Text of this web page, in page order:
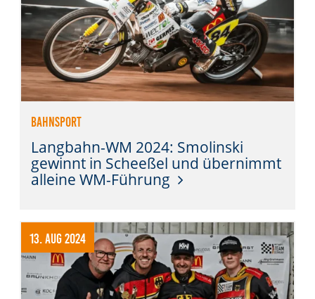
Bahnsport
Langbahn-WM 2024: Smolinski
gewinnt in Scheeßel und übernimmt
alleine WM-Führung
13. Aug 2024